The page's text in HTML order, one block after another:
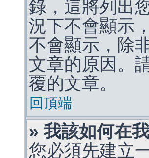
錄，這將列出
況下不會顯示
不會顯示，除
文章的原因。
覆的文章。
回頂端
» 我該如何在
您必須先建立